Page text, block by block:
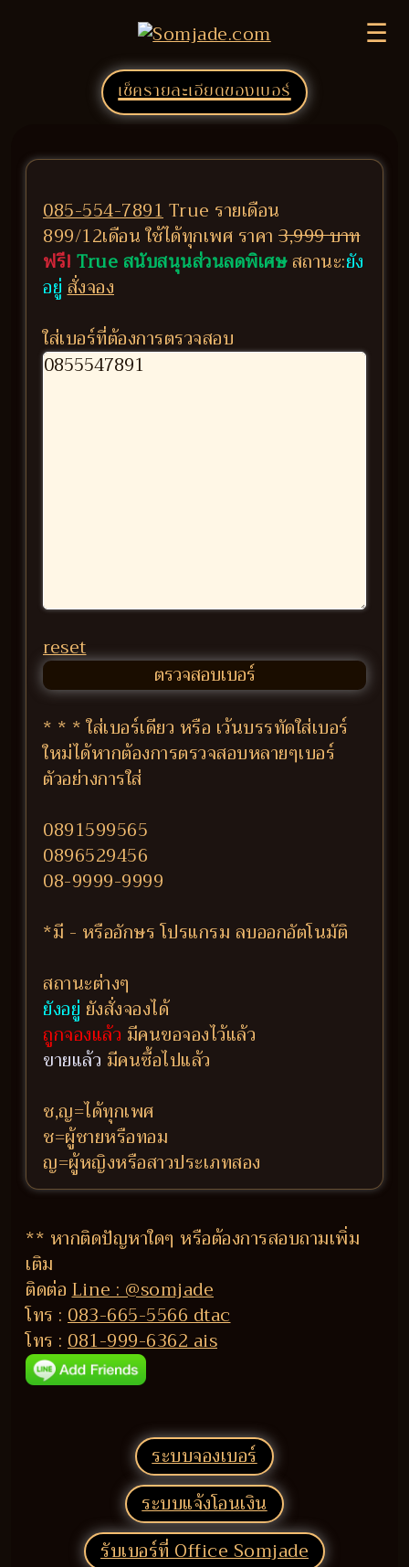
☰
เช็ครายละเอียดของเบอร์
085-554-7891True รายเดือน
899/12เดือน ใช้ได้ทุกเพศ ราคา 3,999 บาท
ฟรี! True สนับสนุนส่วนลดพิเศษสถานะ:ยัง
อยู่สั่งจอง
ใส่เบอร์ที่ต้องการตรวจสอบ
reset
* * * ใส่เบอร์เดียว หรือ เว้นบรรทัดใส่เบอร์
ใหม่ได้หากต้องการตรวจสอบหลายๆเบอร์
ตัวอย่างการใส่
0891599565
0896529456
08-9999-9999
*มี - หรืออักษร โปรแกรม ลบออกอัตโนมัติ
สถานะต่างๆ
ยังอยู่ ยังสั่งจองได้
ถูกจองแล้ว มีคนขอจองไว้แล้ว
ขายแล้ว มีคนซื้อไปแล้ว
ช,ญ=ได้ทุกเพศ
ช=ผู้ชายหรือทอม
ญ=ผู้หญิงหรือสาวประเภทสอง
** หากติดปัญหาใดๆ หรือต้องการสอบถามเพิ่ม
เติม
ติดต่อLine : @somjade
โทร : 083-665-5566 dtac
โทร : 081-999-6362 ais
ระบบจองเบอร์
ระบบแจ้งโอนเงิน
รับเบอร์ที่ Office Somjade